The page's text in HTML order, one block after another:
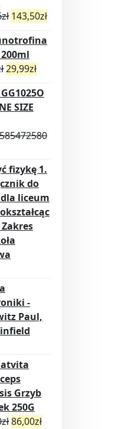
zł 143,50zł
29,99zł
SIZE
fizykę 1.
do
liceum
-
Paul,
Grzyb
250G
zł86,00zł